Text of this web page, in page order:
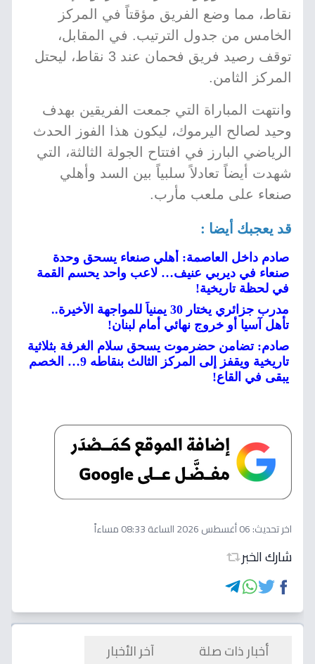
نقاط، مما وضع الفريق مؤقتاً في المركز
الخامس من جدول الترتيب. في المقابل،
توقف رصيد فريق فحمان عند 3 نقاط، ليحتل
المركز الثامن.
وانتهت المباراة التي جمعت الفريقين بهدف
وحيد لصالح اليرموك، ليكون هذا الفوز الحدث
الرياضي البارز في افتتاح الجولة الثالثة، التي
شهدت أيضاً تعادلاً سلبياً بين السد وأهلي
صنعاء على ملعب مأرب.
قد يعجبك أيضا :
صادم داخل العاصمة: أهلي صنعاء يسحق وحدة
صنعاء في ديربي عنيف… لاعب واحد يحسم القمة
في لحظة تاريخية!
مدرب جزائري يختار 30 يمنياً للمواجهة الأخيرة..
تأهل آسيا أو خروج نهائي أمام لبنان!
صادم: تضامن حضرموت يسحق سلام الغرفة بثلاثية
تاريخية ويقفز إلى المركز الثالث بنقاطه 9… الخصم
يبقى في القاع!
اخر تحديث:06 أغسطس 2026 الساعة 08:33 مساءاً
شارك الخبر
أخبار ذات صلة آخر الأخبار